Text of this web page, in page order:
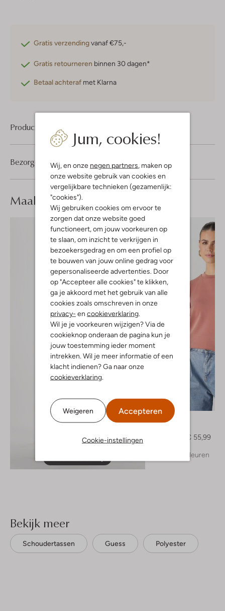
Jum, cookies!
Wij, en onze negen partners, maken op
onze website gebruik van cookies en
vergelijkbare technieken (gezamenlijk:
"cookies").
Wij gebruiken cookies om ervoor te
zorgen dat onze website goed
functioneert, om jouw voorkeuren op
te slaan, om inzicht te verkrijgen in
bezoekersgedrag en om een profiel op
te bouwen van jouw online gedrag voor
gepersonaliseerde advertenties. Door
op "Accepteer alle cookies" te klikken,
ga je akkoord met het gebruik van alle
cookies zoals omschreven in onze
privacy- en cookieverklaring.
Wil je je voorkeuren wijzigen? Via de
cookieknop onderaan de pagina kun je
jouw toestemming ieder moment
intrekken. Wil je meer informatie of een
klacht indienen? Ga naar onze
cookieverklaring.
Weigeren Accepteren
Cookie-instellingen
Gratis verzendingvanaf €75,-
Gratis retourneren binnen 30 dagen*
Betaal achteraf met Klarna
Product informatie
Bezorgen & retourneren
Maak jelook compleet
-20%
Notre-V
€ 55,99
+ meer kleuren
Bekijk meer
Schoudertassen Guess Polyester